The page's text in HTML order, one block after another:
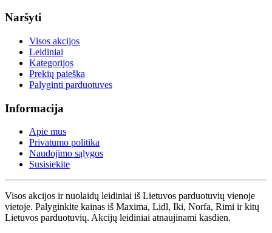
Naršyti
Visos akcijos
Leidiniai
Kategorijos
Prekių paieška
Palyginti parduotuves
Informacija
Apie mus
Privatumo politika
Naudojimo sąlygos
Susisiekite
Visos akcijos ir nuolaidų leidiniai iš Lietuvos parduotuvių vienoje
vietoje. Palyginkite kainas iš Maxima, Lidl, Iki, Norfa, Rimi ir kitų
Lietuvos parduotuvių. Akcijų leidiniai atnaujinami kasdien.